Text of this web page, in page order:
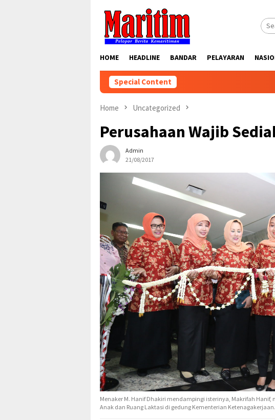
content
HOME HEADLINE BANDAR PELAYARAN
Special Content
Home Uncategorized
Perusahaan Wajib
Admin
21/08/2017
Menaker M. Hanif Dhakiri mendampingi isterinya, Makrifah
Anak dan Ruang Laktasi di gedung Kementerian Ketenagakerjaan.